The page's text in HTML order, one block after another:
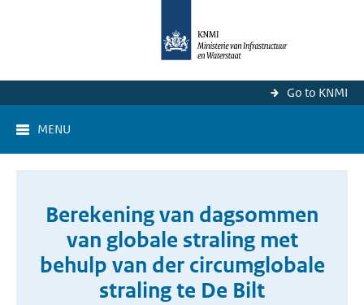
Go to KNMI
MENU
Berekening van dagsommen
van globale straling met
behulp van der circumglobale
straling te De Bilt